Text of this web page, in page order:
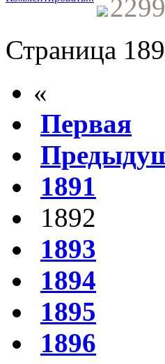
2299
Страница
«
Первая
1891
1892
1893
1894
1895
1896